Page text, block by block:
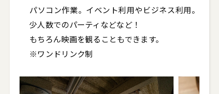
パソコン作業。イベント利用やビジネス利用。
少人数でのパーティなどなど！
もちろん映画を観ることもできます。